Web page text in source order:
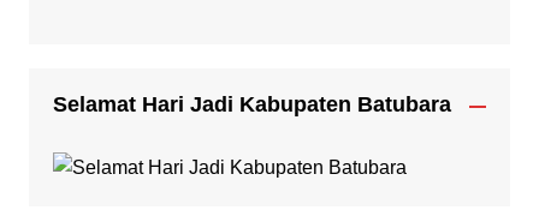
Selamat Hari Jadi Kabupaten Batubara